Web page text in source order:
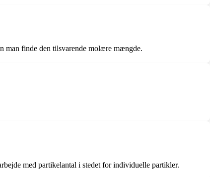
man finde den tilsvarende molære mængde.
med partikelantal i stedet for individuelle partikler.